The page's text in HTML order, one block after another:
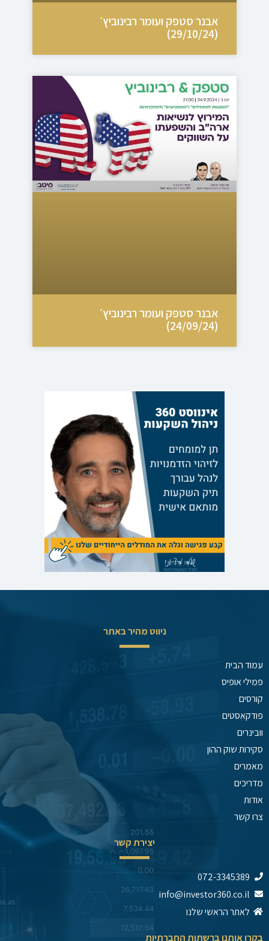
אבנר סטפק ועומר רבינוביץ׳
(29/10/24)
אבנר סטפק ועומר רבינוביץ׳
(24/09/24)
ניווט מהיר באתר
עמוד הבית
פמילי אופיס
קורסים
פודקאסטים
וובינרים
סקירות שוק ההון
מאמרים
מדריכים
אודות
צרו קשר
יצירת קשר
072-3345389
info@investor360.co.il
לאתר הראשי שלנו
בקרו אותנו ברשתות החברתיות